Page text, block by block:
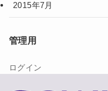
2015年7月
管理用
ログイン